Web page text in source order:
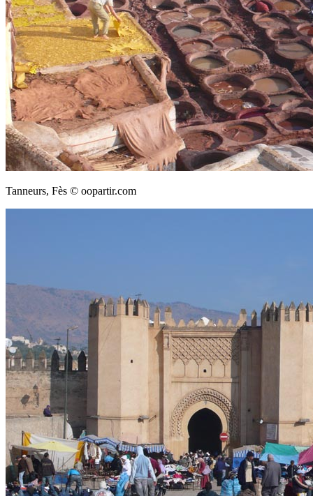
Tanneurs, Fès © oopartir.com